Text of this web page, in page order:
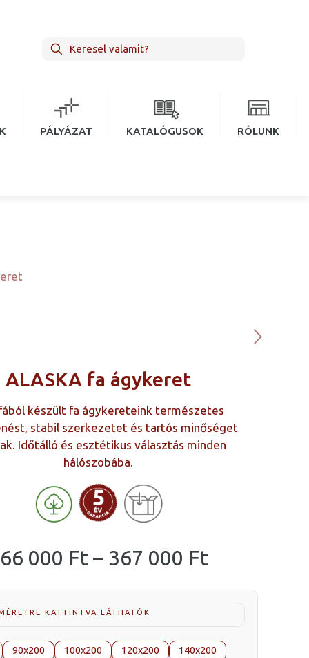
PÁLYÁZAT KATALÓGUSOK RÓLUNK
ALASKA fa ágykeret
készült fa ágykereteink természetes
stabil szerkezetet és tartós minőséget
Időtálló és esztétikus választás minden
hálószobába.
000 Ft – 367 000 Ft
000 Ft
367
KATTINTVA LÁTHATÓK
90x200 100x200 120x200
140x200